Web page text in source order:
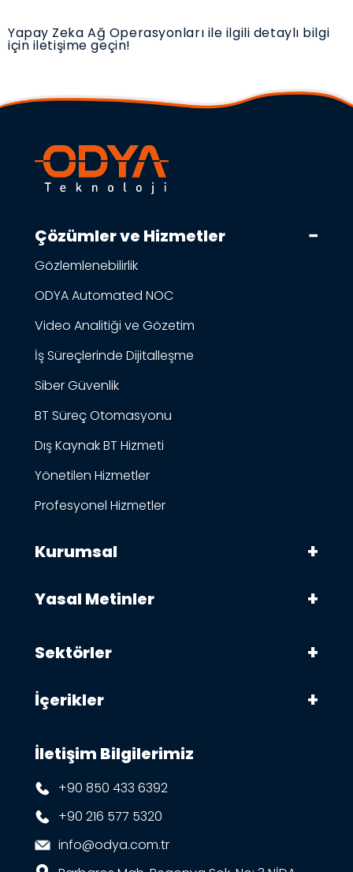
Yapay Zeka Ağ Operasyonları ile ilgili detaylı bilgi
için iletişime geçin!
Çözümler ve Hizmetler
Gözlemlenebilirlik
ODYA Automated NOC
Video Analitiği ve Gözetim
İş Süreçlerinde Dijitalleşme
Siber Güvenlik
BT Süreç Otomasyonu
Dış Kaynak BT Hizmeti
Yönetilen Hizmetler
Profesyonel Hizmetler
Kurumsal
Yasal Metinler
Sektörler
İçerikler
İletişim Bilgilerimiz
+90 850 433 6392
+90 216 577 5320
info@odya.com.tr